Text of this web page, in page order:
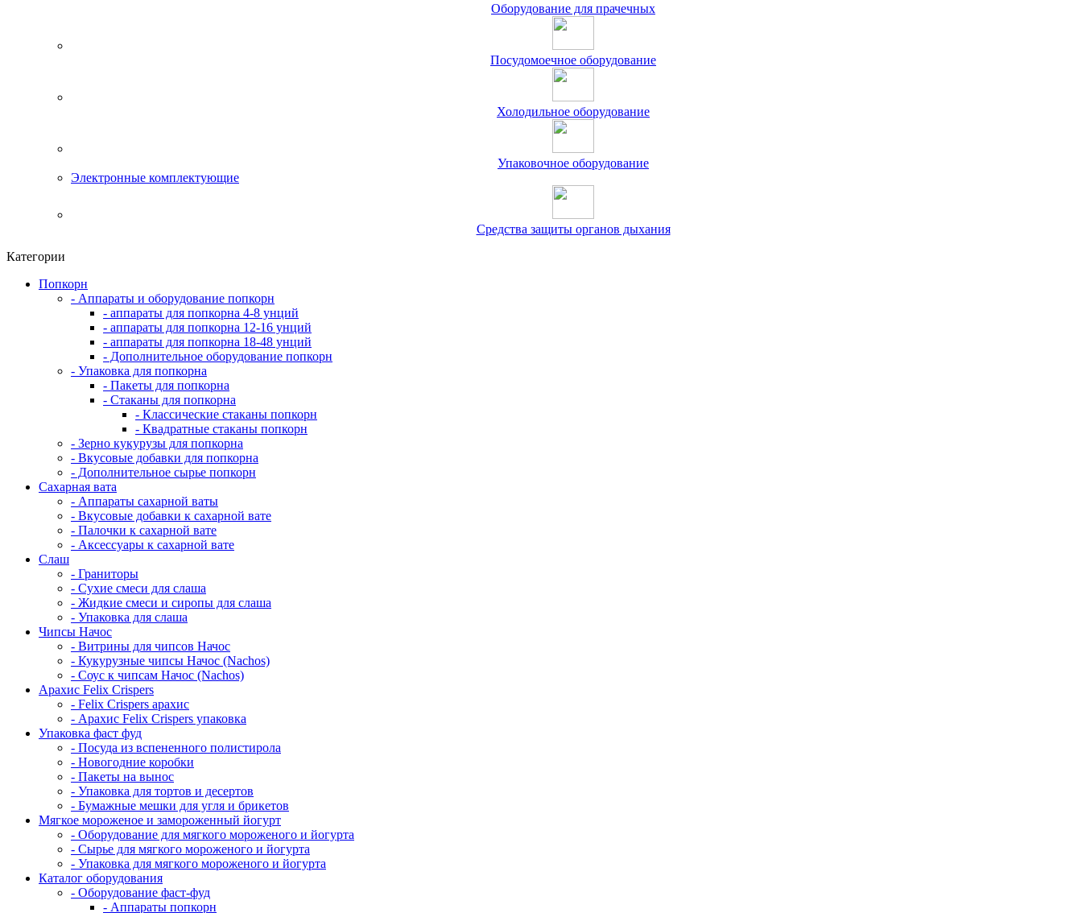
Оборудование для прачечных
Посудомоечное оборудование
Холодильное оборудование
Упаковочное оборудование
Электронные комплектующие
Средства защиты органов дыхания
Категории
Попкорн
- Аппараты и оборудование попкорн
- аппараты для попкорна 4-8 унций
- аппараты для попкорна 12-16 унций
- аппараты для попкорна 18-48 унций
- Дополнительное оборудование попкорн
- Упаковка для попкорна
- Пакеты для попкорна
- Стаканы для попкорна
- Классические стаканы попкорн
- Квадратные стаканы попкорн
- Зерно кукурузы для попкорна
- Вкусовые добавки для попкорна
- Дополнительное сырье попкорн
Сахарная вата
- Аппараты сахарной ваты
- Вкусовые добавки к сахарной вате
- Палочки к сахарной вате
- Аксессуары к сахарной вате
Cлаш
- Граниторы
- Сухие смеси для слаша
- Жидкие смеси и сиропы для слаша
- Упаковка для слаша
Чипсы Начос
- Витрины для чипсов Начос
- Кукурузные чипсы Начос (Nachos)
- Соус к чипсам Начос (Nachos)
Арахис Felix Crispers
- Felix Crispers арахис
- Арахис Felix Crispers упаковка
Упаковка фаст фуд
- Посуда из вспененного полистирола
- Новогодние коробки
- Пакеты на вынос
- Упаковка для тортов и десертов
- Бумажные мешки для угля и брикетов
Мягкое мороженое и замороженный йогурт
- Оборудование для мягкого мороженого и йогурта
- Сырье для мягкого мороженого и йогурта
- Упаковка для мягкого мороженого и йогурта
Каталог оборудования
- Оборудование фаст-фуд
- Аппараты попкорн